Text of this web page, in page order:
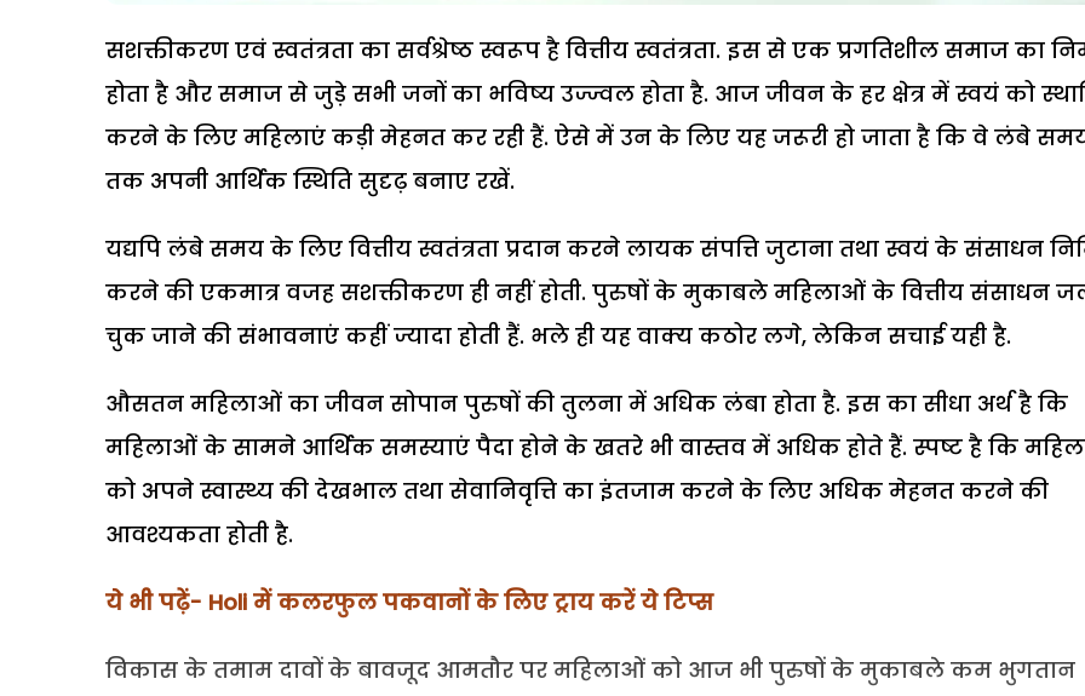
सशक्तीकरण एवं स्वतंत्रता का सर्वश्रेष्ठ स्वरूप है वित्तीय स्वतंत्रता. इस से एक प्रगतिशील समाज का
होता है और समाज से जुड़े सभी जनों का भविष्य उज्ज्वल होता है. आज जीवन के हर क्षेत्र में स्वयं को
करने के लिए महिलाएं कड़ी मेहनत कर रही हैं. ऐसे में उन के लिए यह जरूरी हो जाता है कि वे लंबे
तक अपनी आर्थिक स्थिति सुदृढ़ बनाए रखें.
यद्यपि लंबे समय के लिए वित्तीय स्वतंत्रता प्रदान करने लायक संपत्ति जुटाना तथा स्वयं के संसाधन
करने की एकमात्र वजह सशक्तीकरण ही नहीं होती. पुरुषों के मुकाबले महिलाओं के वित्तीय संसाधन
चुक जाने की संभावनाएं कहीं ज्यादा होती हैं. भले ही यह वाक्य कठोर लगे, लेकिन सचाई यही है.
औसतन महिलाओं का जीवन सोपान पुरुषों की तुलना में अधिक लंबा होता है. इस का सीधा अर्थ है कि
महिलाओं के सामने आर्थिक समस्याएं पैदा होने के खतरे भी वास्तव में अधिक होते हैं. स्पष्ट है कि
को अपने स्वास्थ्य की देखभाल तथा सेवानिवृत्ति का इंतजाम करने के लिए अधिक मेहनत करने की
आवश्यकता होती है.
ये भी पढ़ें- Holi में कलरफुल पकवानों के लिए ट्राय करें ये टिप्स
विकास के तमाम दावों के बावजूद आमतौर पर महिलाओं को आज भी पुरुषों के मुकाबले कम भुगतान